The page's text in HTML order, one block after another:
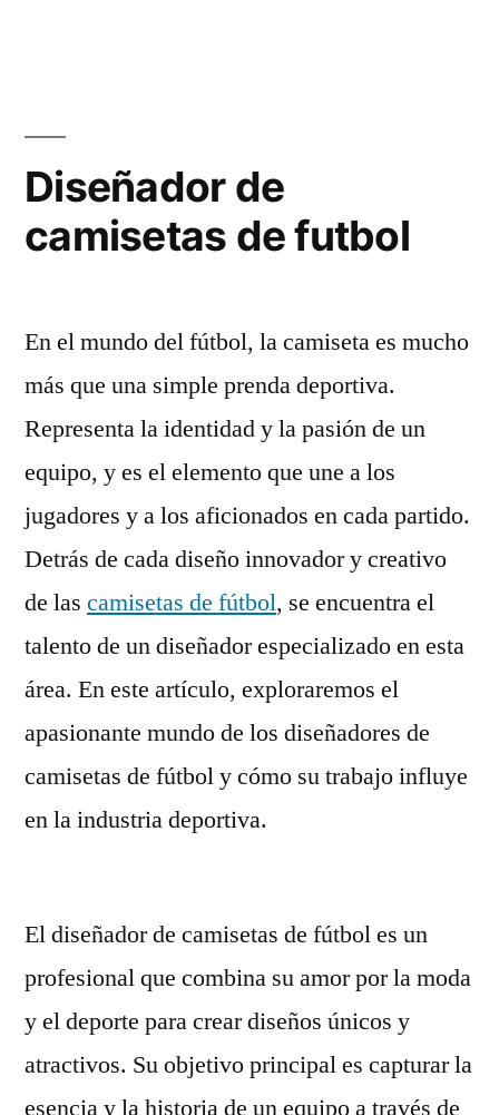
Diseñador de
camisetas de futbol
En el mundo del fútbol, la camiseta es mucho
más que una simple prenda deportiva.
Representa la identidad y la pasión de un
equipo, y es el elemento que une a los
jugadores y a los aficionados en cada partido.
Detrás de cada diseño innovador y creativo
de las camisetas de fútbol, se encuentra el
talento de un diseñador especializado en esta
área. En este artículo, exploraremos el
apasionante mundo de los diseñadores de
camisetas de fútbol y cómo su trabajo influye
en la industria deportiva.
El diseñador de camisetas de fútbol es un
profesional que combina su amor por la moda
y el deporte para crear diseños únicos y
atractivos. Su objetivo principal es capturar la
esencia y la historia de un equipo a través de